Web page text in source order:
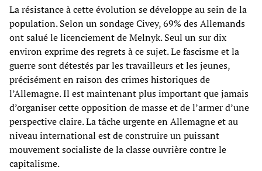
La résistance à cette évolution se développe au sein de la
population. Selon un sondage Civey, 69% des Allemands
ont salué le licenciement de Melnyk. Seul un sur dix
environ exprime des regrets à ce sujet. Le fascisme et la
guerre sont détestés par les travailleurs et les jeunes,
précisément en raison des crimes historiques de
l’Allemagne. Il est maintenant plus important que jamais
d’organiser cette opposition de masse et de l’armer d’une
perspective claire. La tâche urgente en Allemagne et au
niveau international est de construire un puissant
mouvement socialiste de la classe ouvrière contre le
capitalisme.